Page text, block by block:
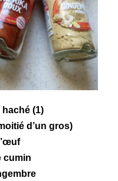
haché(1)
d’un gros)
cumin